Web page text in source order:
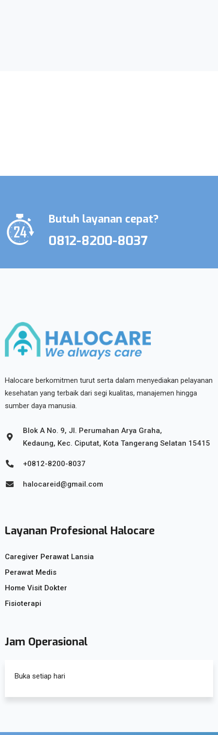
Butuh layanan cepat?
0812-8200-8037
Halocare berkomitmen turut serta dalam menyediakan pelayanan
kesehatan yang terbaik dari segi kualitas, manajemen hingga
sumber daya manusia.
Blok A No. 9, Jl. Perumahan Arya Graha,
Kedaung, Kec. Ciputat, Kota Tangerang Selatan 15415
+0812-8200-8037
halocareid@gmail.com
Layanan Profesional Halocare
Caregiver Perawat Lansia
Perawat Medis
Home Visit Dokter
Fisioterapi
Jam Operasional
Buka setiap hari